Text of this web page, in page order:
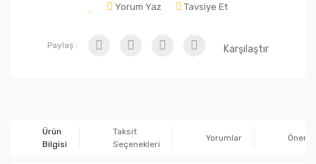
Yorum Yaz Tavsiye Et
Paylaş : Karşılaştır
Ürün
Bilgisi
Taksit
Seçenekleri
Yorumlar